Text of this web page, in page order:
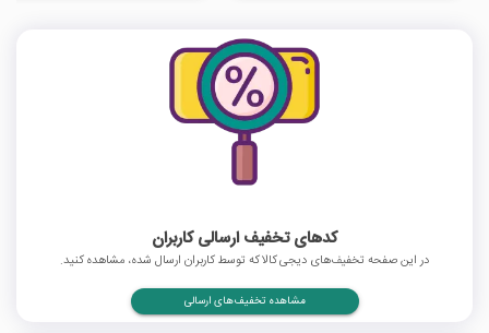
کدهای تخفیف ارسالی کاربران
در این صفحه تخفیف‌های دیجی کالا که توسط کاربران ارسال شده، مشاهده کنید.
مشاهده تخفیف‌های ارسالی